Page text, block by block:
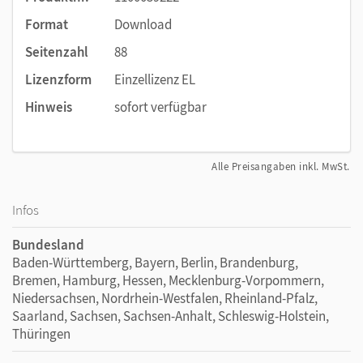
Format
Download
Seitenzahl
88
Lizenzform
Einzellizenz EL
Hinweis
sofort verfügbar
Alle Preisangaben inkl. MwSt.
Infos
Bundesland
Baden-Württemberg, Bayern, Berlin, Brandenburg,
Bremen, Hamburg, Hessen, Mecklenburg-Vorpommern,
Niedersachsen, Nordrhein-Westfalen, Rheinland-Pfalz,
Saarland, Sachsen, Sachsen-Anhalt, Schleswig-Holstein,
Thüringen